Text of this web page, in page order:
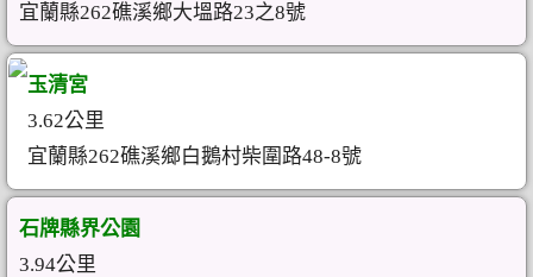
宜蘭縣262礁溪鄉大塭路23之8號
玉清宮
3.62公里
宜蘭縣262礁溪鄉白鵝村柴圍路48-8號
石牌縣界公園
3.94公里